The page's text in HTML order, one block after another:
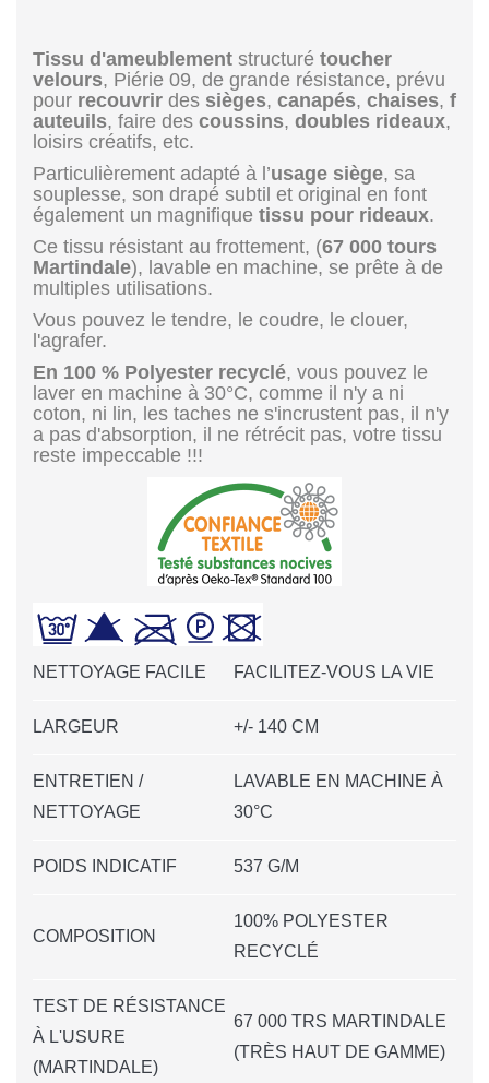
Tissu d'ameublement structuré toucher
velours, Piérie 09, de grande résistance, prévu
pour recouvrir des sièges, canapés, chaises, f
auteuils, faire des coussins, doubles rideaux,
loisirs créatifs, etc.
Particulièrement adapté à l’usage siège, sa
souplesse, son drapé subtil et original en font
également un magnifique tissu pour rideaux.
Ce tissu résistant au frottement, (67 000 tours
Martindale), lavable en machine, se prête à de
multiples utilisations.
Vous pouvez le tendre, le coudre, le clouer,
l'agrafer.
En 100 % Polyester recyclé, vous pouvez le
laver en machine à 30°C, comme il n'y a ni
coton, ni lin, les taches ne s'incrustent pas, il n'y
a pas d'absorption, il ne rétrécit pas, votre tissu
reste impeccable !!!
NETTOYAGE FACILE FACILITEZ-VOUS LA VIE
LARGEUR +/- 140 CM
ENTRETIEN /
NETTOYAGE
LAVABLE EN MACHINE À
30°C
POIDS INDICATIF 537 G/M
COMPOSITION
100% POLYESTER
RECYCLÉ
TEST DE RÉSISTANCE
À L'USURE
(MARTINDALE)
67 000 TRS MARTINDALE
(TRÈS HAUT DE GAMME)